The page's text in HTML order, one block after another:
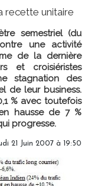
recette unitaire
semestriel (du
une activité
de la dernière
et croisiéristes
stagnation des
de leur business.
% avec toutefois
hausse de 7 %
progresse.
21 Juin 2007 à 19:50